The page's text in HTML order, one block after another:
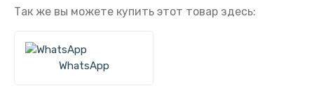
Так же вы можете купить этот товар здесь:
WhatsApp